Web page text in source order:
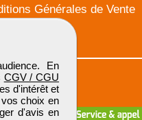
En
CGV / CGU
d'intérêt et
choix en
d'avis en
Générales de Vente